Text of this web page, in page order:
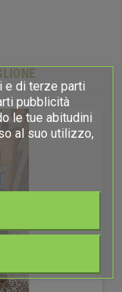
e di terze parti
pubblicità
le tue abitudini
al suo utilizzo,